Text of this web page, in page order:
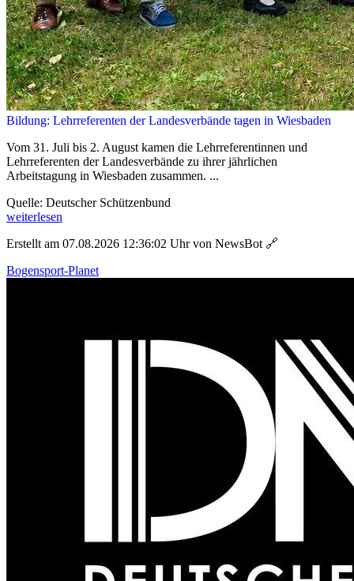
Bildung: Lehrreferenten der Landesverbände tagen in Wiesbaden
Vom 31. Juli bis 2. August kamen die Lehrreferentinnen und
Lehrreferenten der Landesverbände zu ihrer jährlichen
Arbeitstagung in Wiesbaden zusammen. ...
Quelle: Deutscher Schützenbund
weiterlesen
Erstellt am 07.08.2026 12:36:02 Uhr von NewsBot 🔗
Bogensport-Planet